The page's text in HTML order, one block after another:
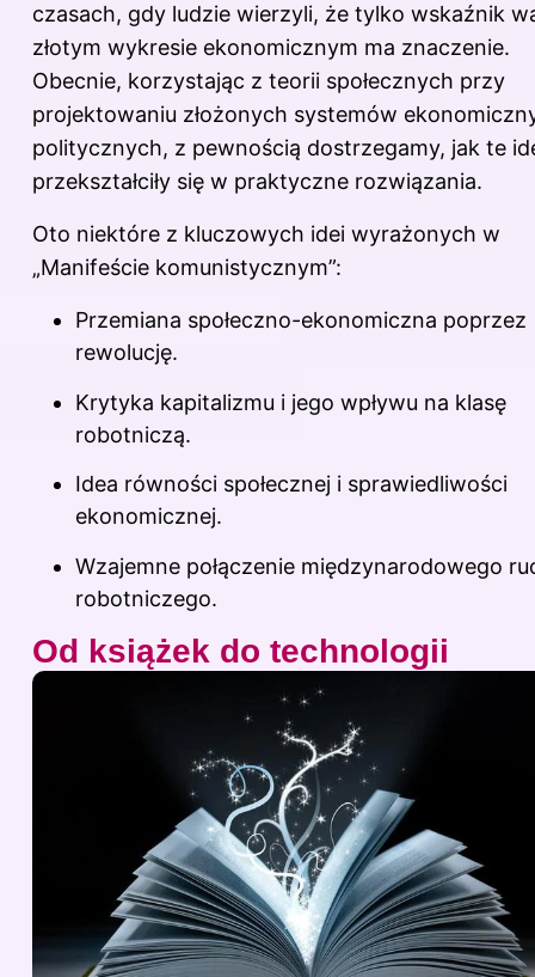
czasach, gdy ludzie wierzyli, że tylko wskaźnik
złotym wykresie ekonomicznym ma znaczenie.
Obecnie, korzystając z teorii społecznych przy
projektowaniu złożonych systemów
politycznych, z pewnością dostrzegamy, jak te
przekształciły się w praktyczne rozwiązania.
Oto niektóre z kluczowych idei wyrażonych w
„Manifeście komunistycznym”:
Przemiana społeczno-ekonomiczna poprzez
rewolucję.
Krytyka kapitalizmu i jego wpływu na klasę
robotniczą.
Idea równości społecznej i sprawiedliwości
ekonomicznej.
Wzajemne połączenie międzynarodowego
robotniczego.
Od książek do technologii